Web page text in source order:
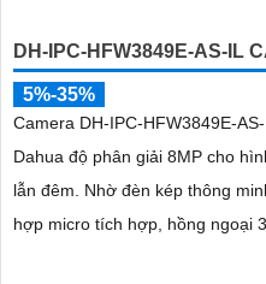
DH-IPC-HFW3849E-AS-IL
5%-35%
Camera DH-IPC-HFW3849E-
Dahua độ phân giải 8MP cho
lẫn đêm. Nhờ đèn kép thông minh ghi hình có màu ban đêm kết
hợp micro tích hợp, hồng ngoại